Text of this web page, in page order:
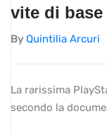
vite di base
By Quintilia Arcuri
La rarissima
secondo la